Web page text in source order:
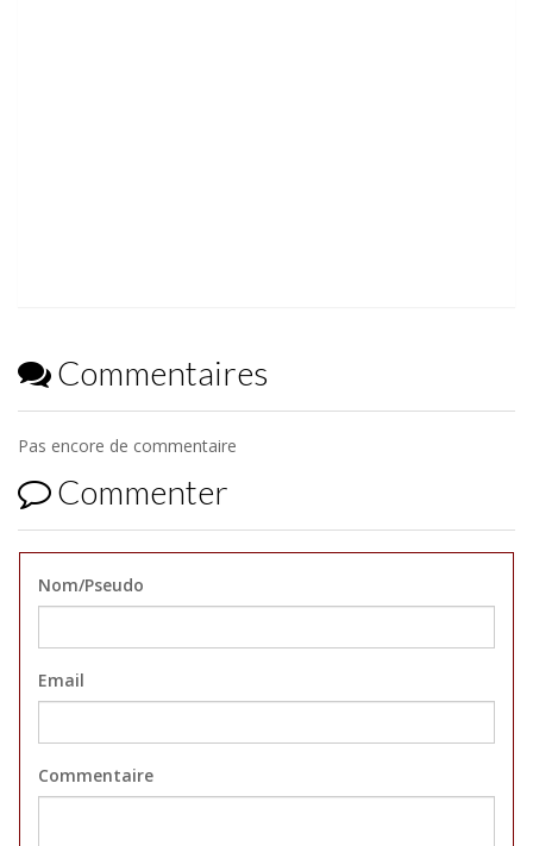
Commentaires
Pas encore de commentaire
Commenter
Nom/Pseudo
Email
Commentaire